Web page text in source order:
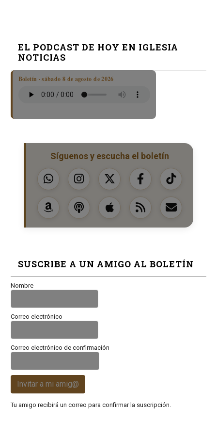
EL PODCAST DE HOY EN IGLESIA
NOTICIAS
Boletín · sábado 8 de agosto de 2026
Síguenos y escucha el boletín
SUSCRIBE A UN AMIGO AL BOLETÍN
Nombre
Correo electrónico
Correo electrónico de confirmación
Invitar a mi amig@
Tu amigo recibirá un correo para confirmar la suscripción.